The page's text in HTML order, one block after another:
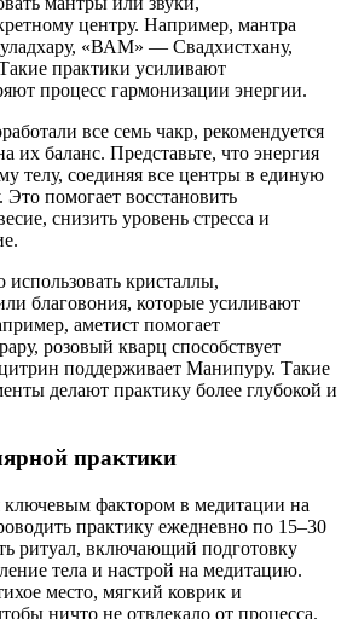
центру. Например, мантра
«ВАМ» — Свадхистхану,
практики усиливают
процесс гармонизации энергии.
все семь чакр, рекомендуется
их баланс. Представьте, что энергия
телу, соединяя все центры в единую
помогает восстановить
снизить уровень стресса и
кристаллы,
благовония, которые усиливают
аметист помогает
розовый кварц способствует
поддерживает Манипуру. Такие
делают практику более глубокой и
практики
ключевым фактором в медитации на
практику ежедневно по 15–30
ритуал, включающий подготовку
тела и настрой на медитацию.
место, мягкий коврик и
ничто не отвлекало от процесса.